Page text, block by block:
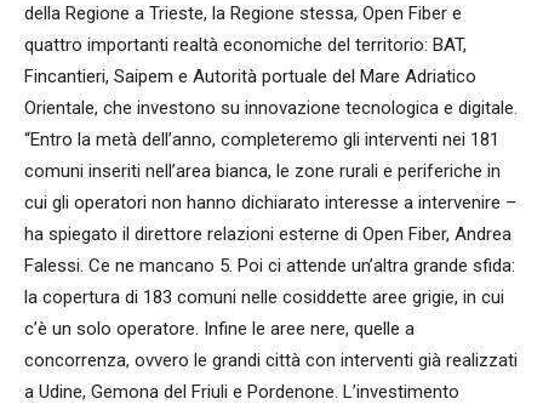
della Regione a Trieste, la Regione stessa, Open Fiber e
quattro importanti realtà economiche del territorio: BAT,
Fincantieri, Saipem e Autorità portuale del Mare Adriatico
Orientale, che investono su innovazione tecnologica e digitale.
“Entro la metà dell’anno, completeremo gli interventi nei 181
comuni inseriti nell’area bianca, le zone rurali e periferiche in
cui gli operatori non hanno dichiarato interesse a intervenire –
ha spiegato il direttore relazioni esterne di Open Fiber, Andrea
Falessi. Ce ne mancano 5. Poi ci attende un’altra grande sfida:
la copertura di 183 comuni nelle cosiddette aree grigie, in cui
c’è un solo operatore. Infine le aree nere, quelle a
concorrenza, ovvero le grandi città con interventi già realizzati
a Udine, Gemona del Friuli e Pordenone. L’investimento